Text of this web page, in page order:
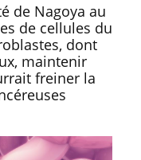
de Nagoya au
de cellules du
dont
maintenir
freiner la